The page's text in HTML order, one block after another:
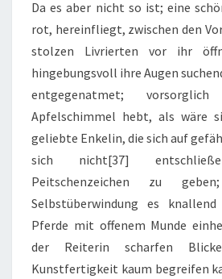
Da es aber nicht so ist; eine
rot, hereinfliegt, zwischen den
stolzen Livrierten vor ihr
hingebungsvoll ihre Augen
entgegenatmet;
Apfelschimmel hebt, als wäre
geliebte Enkelin, die sich auf
sich nicht[37]
Peitschenzeichen zu
Selbstüberwindung es
Pferde mit offenem Munde
der Reiterin scharfen
Kunstfertigkeit kaum begreifen